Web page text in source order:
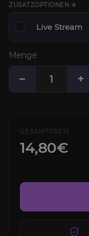
ZUSATZOPTIONEN ➕
Live Stream
Menge
− +
GESAMTPREIS
14,80€